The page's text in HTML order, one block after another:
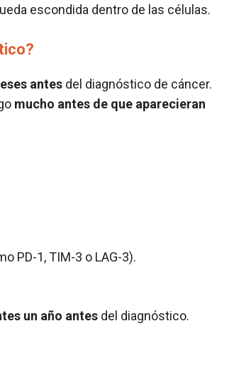
escondida dentro de las células.
antes del diagnóstico de cáncer.
mucho antes de que aparecieran
PD-1, TIM-3 o LAG-3).
un año antes del diagnóstico.